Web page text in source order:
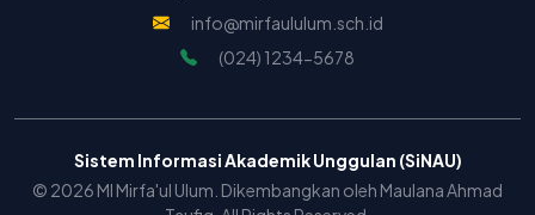
info@mirfaululum.sch.id
(024) 1234-5678
Sistem Informasi Akademik Unggulan (SiNAU)
© 2026 MI Mirfa'ul Ulum. Dikembangkan oleh Maulana Ahmad